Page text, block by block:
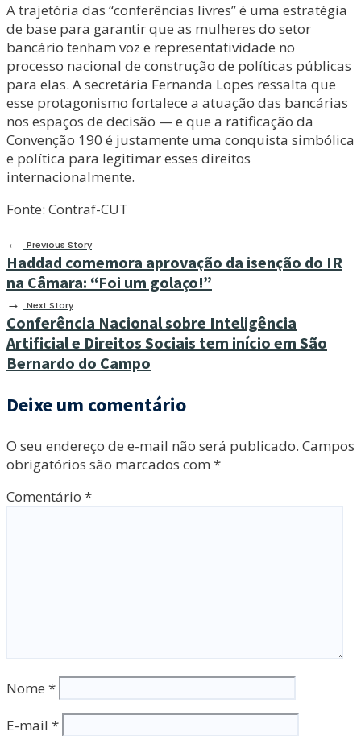
A trajetória das “conferências livres” é uma estratégia
de base para garantir que as mulheres do setor
bancário tenham voz e representatividade no
processo nacional de construção de políticas públicas
para elas. A secretária Fernanda Lopes ressalta que
esse protagonismo fortalece a atuação das bancárias
nos espaços de decisão — e que a ratificação da
Convenção 190 é justamente uma conquista simbólica
e política para legitimar esses direitos
internacionalmente.
Fonte: Contraf-CUT
←
Previous Story
Haddad comemora aprovação da isenção do IR
na Câmara: “Foi um golaço!”
→ Next Story
Conferência Nacional sobre Inteligência
Artificial e Direitos Sociais tem início em São
Bernardo do Campo
Deixe um comentário
O seu endereço de e-mail não será publicado. Campos
obrigatórios são marcados com *
Comentário *
Nome *
E-mail *